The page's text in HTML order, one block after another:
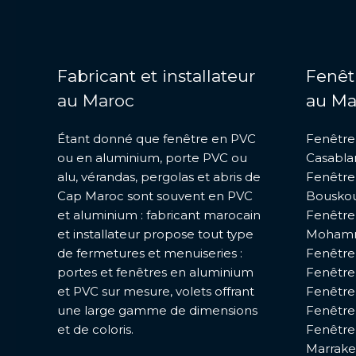
Fabricant et installateur
au Maroc
Étant donné que fenêtre en PVC
ou en aluminium, porte PVC ou
alu, vérandas, pergolas et abris de
Cap Maroc sont souvent en PVC
et aluminium : fabricant marocain
et installateur propose tout type
de fermetures et menuiseries :
portes et fenêtres en aluminium
et PVC sur mesure, volets offrant
une large gamme de dimensions
et de coloris.
au